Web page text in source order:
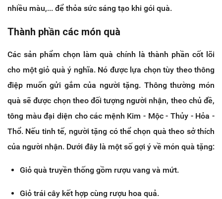
nhiều màu,... để thỏa sức sáng tạo khi gói quà.
Thành phần các món quà
Các sản phẩm chọn làm quà chính là thành phần cốt lõi
cho một giỏ quà ý nghĩa. Nó được lựa chọn tùy theo thông
điệp muốn gửi gắm của người tặng. Thông thường món
quà sẽ được chọn theo đối tượng người nhận, theo chủ đề,
tông màu đại diện cho các mệnh Kim - Mộc - Thủy - Hỏa -
Thổ. Nếu tinh tế, người tặng có thể chọn quà theo sở thích
của người nhận. Dưới đây là một số gợi ý về món quà tặng:
Giỏ quà truyền thống gồm rượu vang và mứt.
Giỏ trái cây kết hợp cùng rượu hoa quả.